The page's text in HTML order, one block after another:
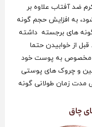
ضد آفتاب علاوه بر
به افزایش حجم گونه
های برجسته داشته
از خوابیدن حتما
مخصوص به پوست خود
و چروک های پوستی
مدت زمان طولانی گونه
چاق